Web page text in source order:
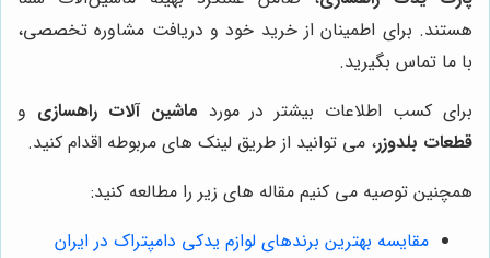
هستند. برای اطمینان از خرید خود و دریافت مشاوره تخصصی،
با ما تماس بگیرید.
برای کسب اطلاعات بیشتر در مورد ماشین آلات راهسازی و
قطعات بلدوزر، می توانید از طریق لینک های مربوطه اقدام کنید.
همچنین توصیه می کنیم مقاله های زیر را مطالعه کنید:
مقایسه بهترین برندهای لوازم یدکی دامپتراک در ایران